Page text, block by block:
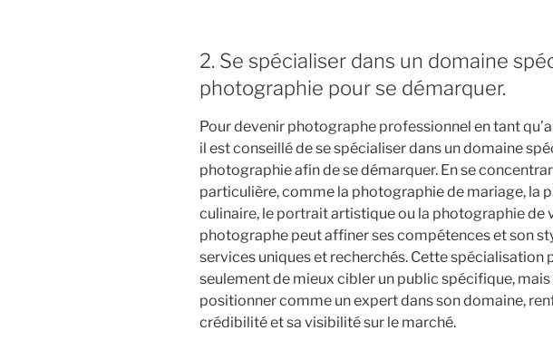
2. Se spécialiser dans un domaine
photographie pour se démarquer.
Pour devenir photographe professionnel en tant
il est conseillé de se spécialiser dans un domaine
photographie afin de se démarquer. En se
particulière, comme la photographie de mariage, la
culinaire, le portrait artistique ou la photographie de
photographe peut affiner ses compétences et son
services uniques et recherchés. Cette spécialisation
seulement de mieux cibler un public spécifique, mais
positionner comme un expert dans son domaine,
crédibilité et sa visibilité sur le marché.